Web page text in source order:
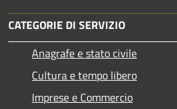
CATEGORIE DI SERVIZIO
Anagrafe e stato civile
Cultura e tempo libero
Imprese e Commercio